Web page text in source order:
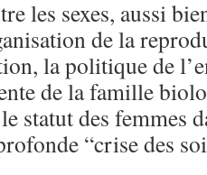
les sexes, aussi
de la
la politique de
de la famille
statut des femmes
“crise des